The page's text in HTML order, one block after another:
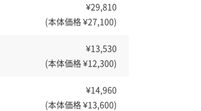
¥29,810
(本体価格 ¥27,100)
¥13,530
(本体価格 ¥12,300)
¥14,960
(本体価格 ¥13,600)